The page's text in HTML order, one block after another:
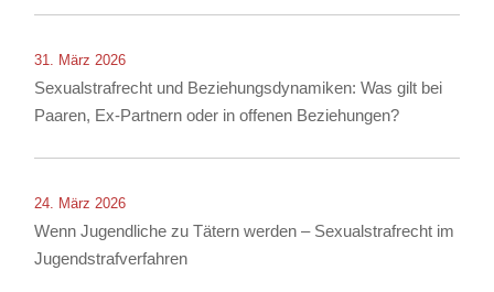
31. März 2026
Sexualstrafrecht und Beziehungsdynamiken: Was gilt bei
Paaren, Ex-Partnern oder in offenen Beziehungen?
24. März 2026
Wenn Jugendliche zu Tätern werden – Sexualstrafrecht im
Jugendstrafverfahren